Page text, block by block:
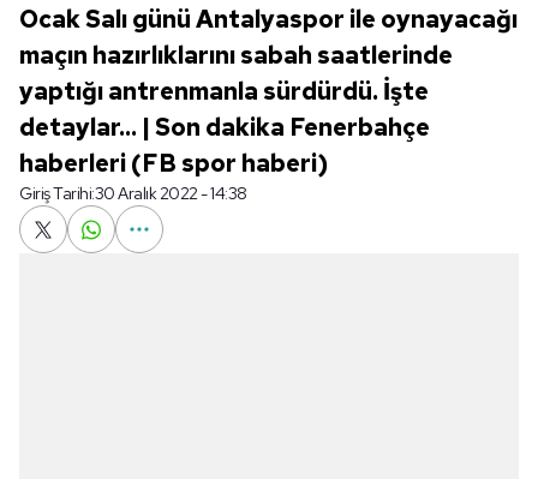
Ocak Salı günü Antalyaspor ile oynayacağı
maçın hazırlıklarını sabah saatlerinde
yaptığı antrenmanla sürdürdü. İşte
detaylar... | Son dakika Fenerbahçe
haberleri (FB spor haberi)
Giriş Tarihi:30 Aralık 2022 - 14:38